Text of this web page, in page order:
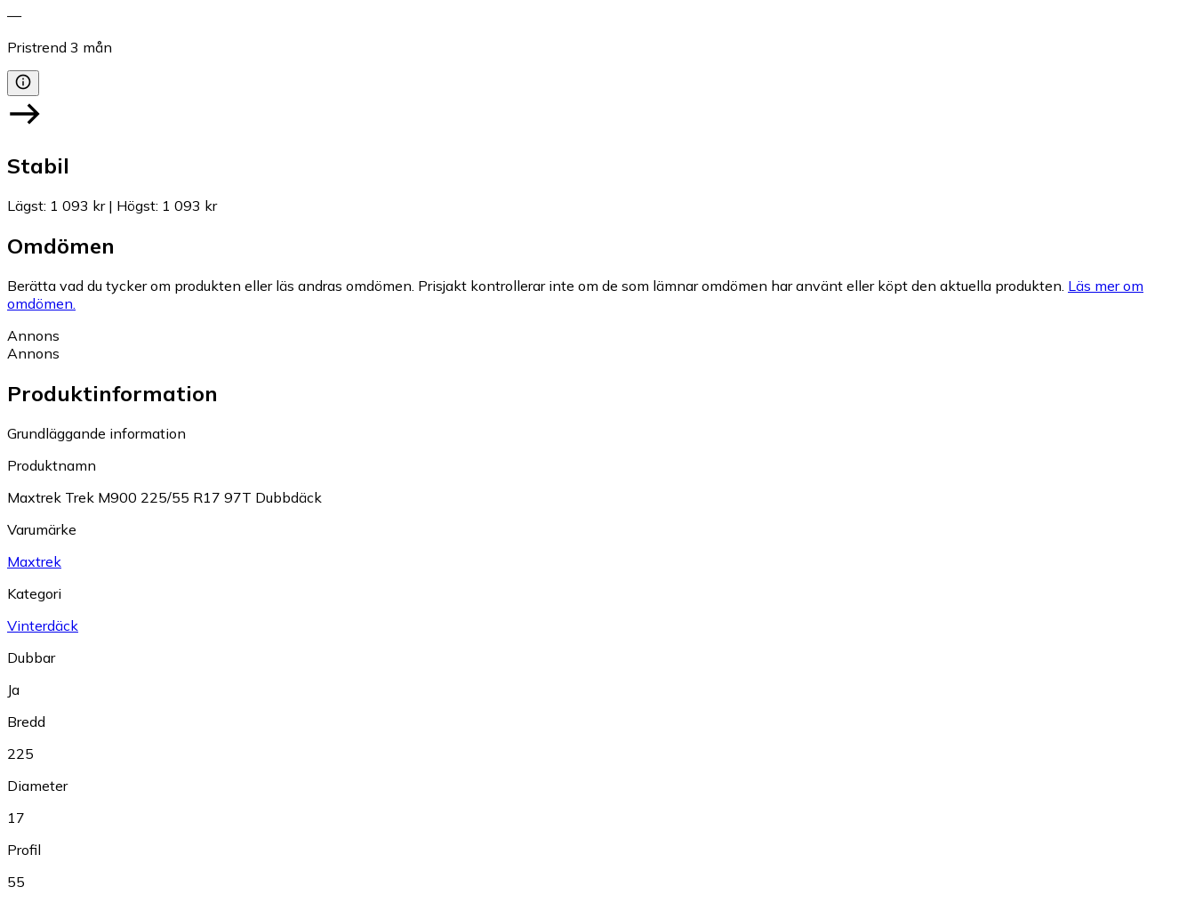
—
Pristrend 3 mån
Stabil
Lägst: 1 093 kr| Högst: 1 093 kr
Omdömen
Berätta vad du tycker om produkten eller läs andras omdömen. Prisjakt kontrollerar inte om de som lämnar omdömen har använt eller köpt den aktuella produkten. Läs mer om
omdömen.
Annons
Annons
Produktinformation
Grundläggande information
Produktnamn
Maxtrek Trek M900 225/55 R17 97T Dubbdäck
Varumärke
Maxtrek
Kategori
Vinterdäck
Dubbar
Ja
Bredd
225
Diameter
17
Profil
55